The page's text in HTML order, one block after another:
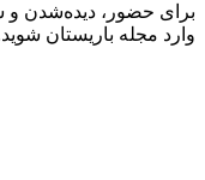
برای حضور، دیده‌شدن و
وارد مجله باریستان